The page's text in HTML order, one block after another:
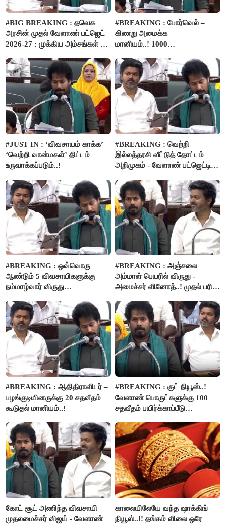
#BIG BREAKING : தவெக
அரசின் முதல் வேளாண் பட்ஜெட்
2026-27 : முக்கிய அம்சங்கள் ஓர்
#BREAKING : போர்வெல் –
கிணறு அமைக்க
மானியம்..! 1000
பம்புசெட் வழங்கப்படும்..!
#JUST IN : ‘விவசாயம் காக்க’
‘வெற்றி வான்மகள்’ திட்டம்
உருவாக்கப்படும்..!
#BREAKING : வெற்றி
இல்லத்தரசி வீட்டுத் தோட்டம்
அறிமுகம் - வேளாண் பட்ஜெட்டில்
#BREAKING : ஒவ்வொரு
ஆண்டும் 5 விவசாயிகளுக்கு
நம்மாழ்வார் விருது
#BREAKING : அஞ்சலை
அம்மாள் பெயரில் விருது -
அமைச்சர் வினோத்..! முதல் பரிசு
#BREAKING : ஆதிதிராவிடர் –
பழங்குடியினருக்கு 20 சதவீதம்
கூடுதல் மானியம்..!
#BREAKING : குட் நியூஸ்..!
வேளாண் பொருட்களுக்கு 100
சதவீதம் பயிர்க்காப்பீடு
வினோத்..!
கோட் சூட் அணிந்த விவசாயி
முதலமைச்சர் விஜய் - வேளாண்
காலையிலேயே வந்த ஷாக்கிங்
நியூஸ்..!! தங்கம் விலை ஒரே